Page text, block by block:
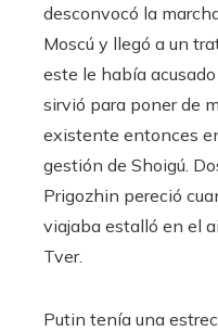
desconvocó la
Moscú y llegó a un
este le había
sirvió para poner de
existente entonces
gestión de Shoigú.
Prigozhin pereció
viajaba estalló en el
Tver.
Putin tenía una